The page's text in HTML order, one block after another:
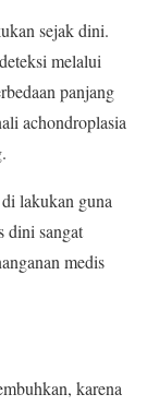
sejak dini.
melalui
panjang
achondroplasia
lakukan guna
dini sangat
medis
karena